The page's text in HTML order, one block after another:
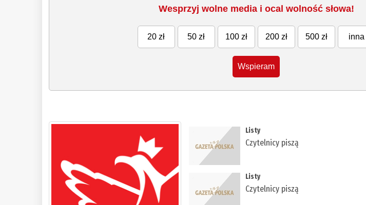
Wesprzyj wolne media i ocal wolność słowa!
20 zł 50 zł 100 zł 200 zł 500 zł inna
Wspieram
Listy
Czytelnicy piszą
Listy
Czytelnicy piszą